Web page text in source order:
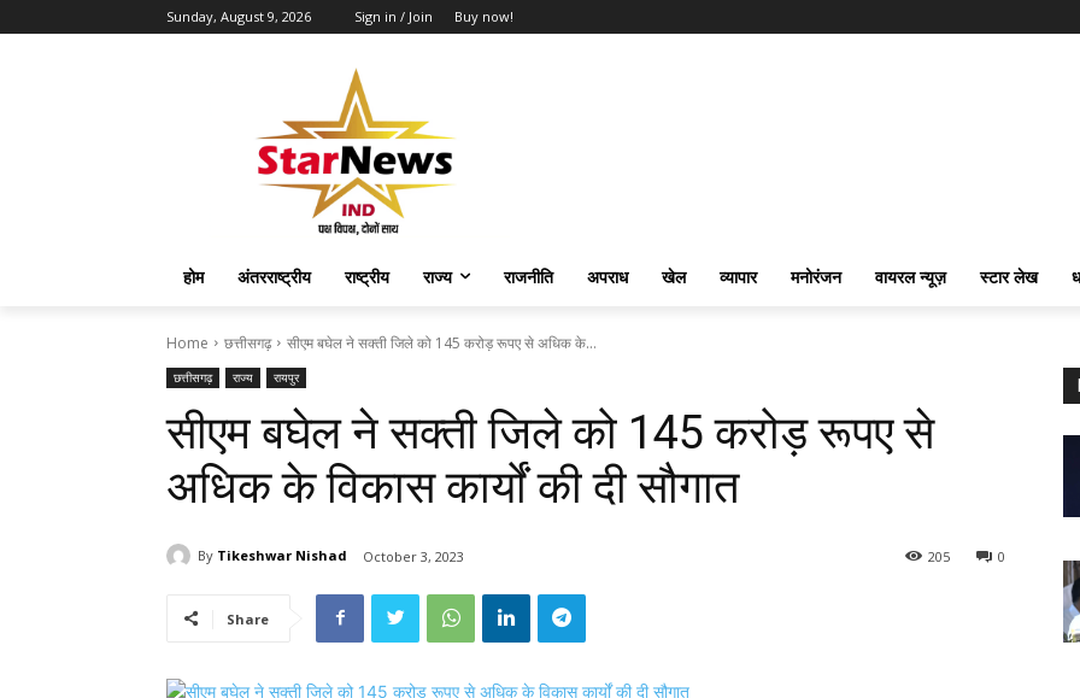
Sunday, August 9, 2026 Sign in / Join Buy now!
होम अंतरराष्ट्रीय राष्ट्रीय राज्य राजनीति अपराध खेल व्यापार मनोरंजन वायरल न्यूज़ स्टार लेख
Home छत्तीसगढ़ सीएम बघेल ने सक्ती जिले को 145 करोड़ रूपए से अधिक के...
छत्तीसगढ़ राज्य रायपुर
सीएम बघेल ने सक्ती जिले को 145 करोड़ रूपए से
अधिक के विकास कार्यों की दी सौगात
By Tikeshwar Nishad October 3, 2023 0
205
Share